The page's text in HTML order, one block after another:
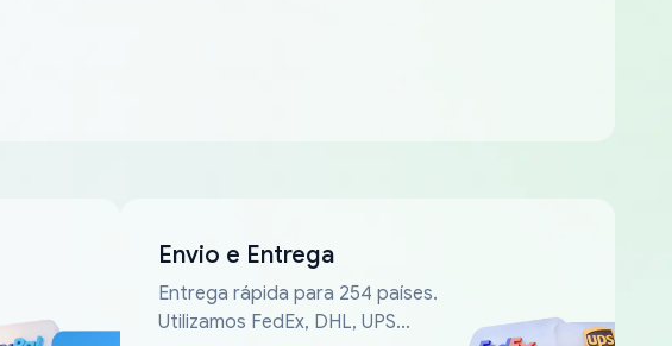
Envio e Entrega
Entrega rápida para 254 países.
Utilizamos FedEx, DHL, UPS...